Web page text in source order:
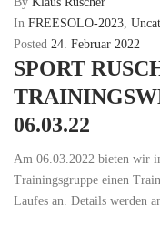
In FREESOLO-2023,
Posted 24. Februar 2022
SPORT
06.03.22
Am 06.03.2022 bieten wir
Trainingsgruppe einen
Laufes an. Details werden